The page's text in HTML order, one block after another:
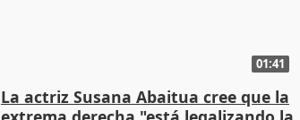
01:41
La actriz Susana Abaitua cree que la